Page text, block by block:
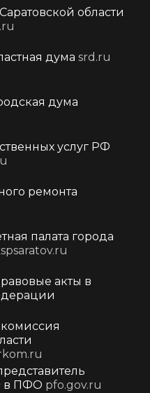
области
дума srd.ru
дума
услуг РФ
ремонта
палата города
акты в
в ПФО pfo.gov.ru